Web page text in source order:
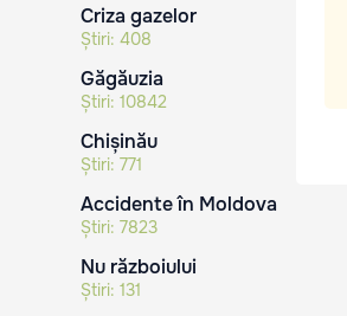
Criza gazelor
Știri: 408
Găgăuzia
Știri: 10842
Chișinău
Știri: 771
Accidente în Moldova
Știri: 7823
Nu războiului
Știri: 131